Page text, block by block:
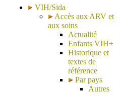
VIH/Sida
Accès aux ARV et
aux soins
Actualité
Enfants VIH+
Historique et
textes de
référence
Par pays
Autres